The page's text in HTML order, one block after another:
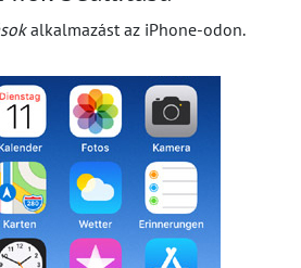
alkalmazást az iPhone-odon.